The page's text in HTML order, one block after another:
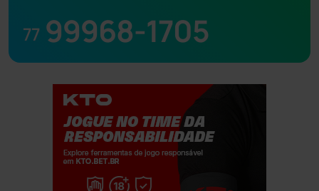
77 99968-1705